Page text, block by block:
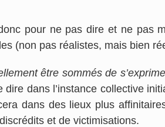
pour ne pas dire et ne pas
(non pas réalistes, mais bien
être sommés de
dire dans l’instance collective
dans des lieux plus
et de victimisations.